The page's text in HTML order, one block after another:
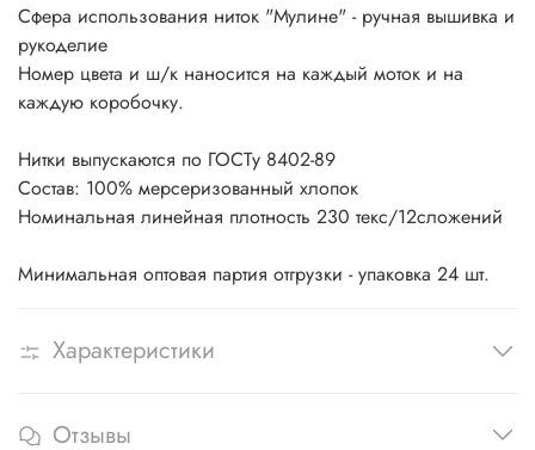
Сфера использования ниток "Мулине" - ручная вышивка и
рукоделие
Номер цвета и ш/к наносится на каждый моток и на
каждую коробочку.
Нитки выпускаются по ГОСТу 8402-89
Состав: 100% мерсеризованный хлопок
Номинальная линейная плотность 230 текс/12сложений
Минимальная оптовая партия отгрузки - упаковка 24 шт.
Характеристики
Отзывы